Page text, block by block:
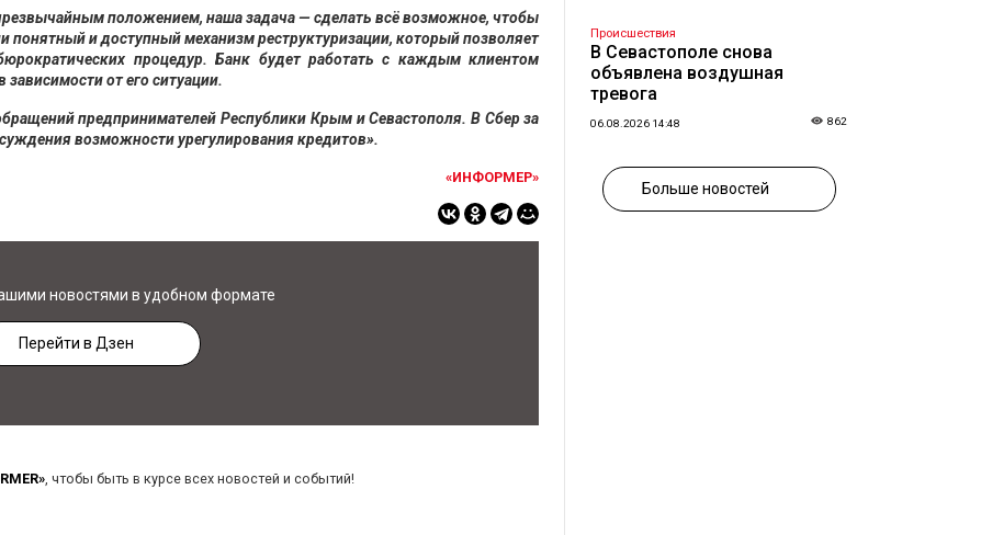
положением, наша задача — сделать всё возможное, чтобы
понятный и доступный механизм реструктуризации, который позволяет
процедур. Банк будет работать с каждым клиентом
от его ситуации.
предпринимателей Республики Крым иСевастополя. В Сбер за
возможности урегулирования кредитов».
«ИНФОРМЕР»
новостями в удобном формате
Перейти в Дзен
, чтобы быть в курсе всех новостей и событий!
Происшествия
В Севастополе снова
объявлена воздушная
тревога
06.08.2026 14:48 862
Больше новостей